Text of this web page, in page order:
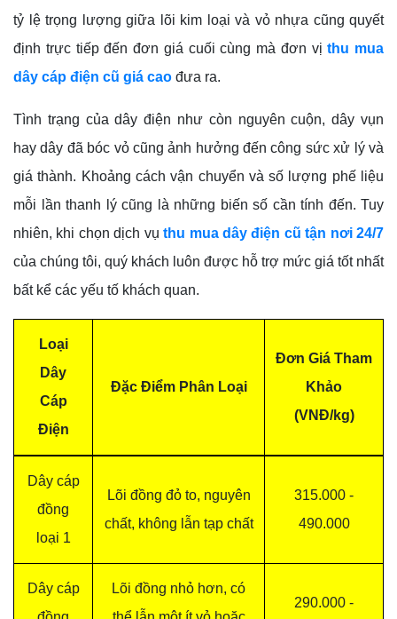
tỷ lệ trọng lượng giữa lõi kim loại và vỏ nhựa cũng quyết
định trực tiếp đến đơn giá cuối cùng mà đơn vịthu mua
dây cáp điện cũ giá cao đưa ra.
Tình trạng của dây điện như còn nguyên cuộn, dây vụn
hay dây đã bóc vỏ cũng ảnh hưởng đến công sức xử lý và
giá thành. Khoảng cách vận chuyển và số lượng phế liệu
mỗi lần thanh lý cũng là những biến số cần tính đến. Tuy
nhiên, khi chọn dịch vụthu mua dây điện cũ tận nơi 24/7
của chúng tôi, quý khách luôn được hỗ trợ mức giá tốt nhất
bất kể các yếu tố khách quan.
Loại
Dây
Cáp
Điện
Đặc Điểm Phân Loại
Đơn Giá Tham
Khảo
(VNĐ/kg)
Dây cáp
đồng
loại 1
Lõi đồng đỏ to, nguyên
chất, không lẫn tạp chất
315.000 -
490.000
Dây cáp
Lõi đồng nhỏ hơn, có
290.000 -